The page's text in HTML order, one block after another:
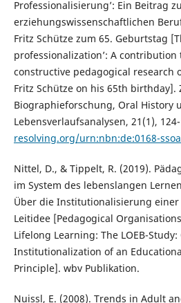
Professionalisierung’: Ein Beitrag
erziehungswissenschaftlichen
Fritz Schütze zum 65. Geburtstag
professionalization’: A
constructive pedagogical research
Fritz Schütze on his 65th
Biographieforschung, Oral History
Lebensverlaufsanalysen, 21(1),
resolving.org/urn:nbn:de:0168-
Nittel, D., & Tippelt, R. (2019).
im System des lebenslangen
Über die Institutionalisierung
Leitidee [Pedagogical
Lifelong Learning: The LOEB-
Institutionalization of an
Principle]. wbv Publikation.
Nuissl, E. (2008). Trends in Adult